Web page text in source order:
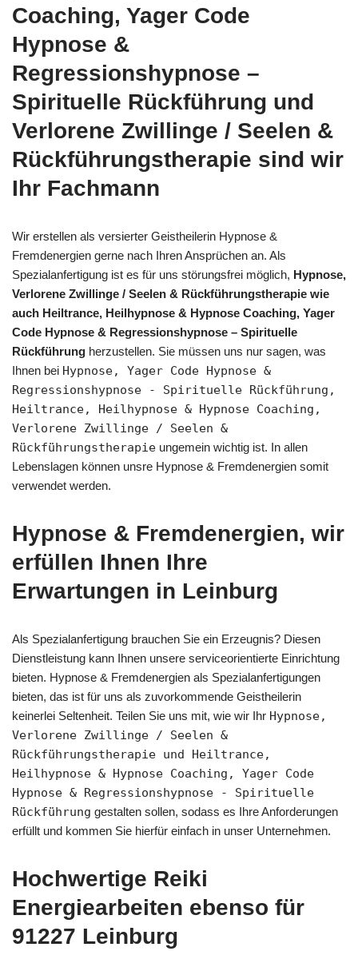
Coaching, Yager Code
Hypnose &
Regressionshypnose –
Spirituelle Rückführung und
Verlorene Zwillinge / Seelen &
Rückführungstherapie sind wir
Ihr Fachmann
Wir erstellen als versierter Geistheilerin Hypnose &
Fremdenergien gerne nach Ihren Ansprüchen an. Als
Spezialanfertigung ist es für uns störungsfrei möglich, Hypnose,
Verlorene Zwillinge / Seelen & Rückführungstherapie wie
auch Heiltrance, Heilhypnose & Hypnose Coaching, Yager
Code Hypnose & Regressionshypnose – Spirituelle
Rückführung herzustellen. Sie müssen uns nur sagen, was
Ihnen bei Hypnose, Yager Code Hypnose &
Regressionshypnose - Spirituelle Rückführung,
Heiltrance, Heilhypnose & Hypnose Coaching,
Verlorene Zwillinge / Seelen &
Rückführungstherapie ungemein wichtig ist. In allen
Lebenslagen können unsre Hypnose & Fremdenergien somit
verwendet werden.
Hypnose & Fremdenergien, wir
erfüllen Ihnen Ihre
Erwartungen in Leinburg
Als Spezialanfertigung brauchen Sie ein Erzeugnis? Diesen
Dienstleistung kann Ihnen unsere serviceorientierte Einrichtung
bieten. Hypnose & Fremdenergien als Spezialanfertigungen
bieten, das ist für uns als zuvorkommende Geistheilerin
keinerlei Seltenheit. Teilen Sie uns mit, wie wir Ihr Hypnose,
Verlorene Zwillinge / Seelen &
Rückführungstherapie und Heiltrance,
Heilhypnose & Hypnose Coaching, Yager Code
Hypnose & Regressionshypnose - Spirituelle
Rückführung gestalten sollen, sodass es Ihre Anforderungen
erfüllt und kommen Sie hierfür einfach in unser Unternehmen.
Hochwertige Reiki
Energiearbeiten ebenso für
91227 Leinburg